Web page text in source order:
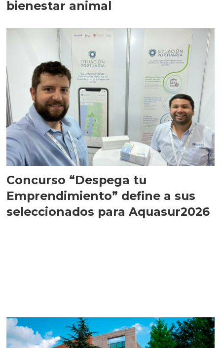
bienestar animal
Concurso “Despega tu
Emprendimiento” define a sus
seleccionados para Aquasur2026